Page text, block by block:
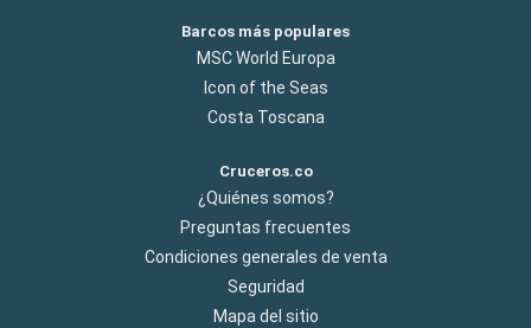
Barcos más populares
MSC World Europa
Icon of the Seas
Costa Toscana
Cruceros.co
¿Quiénes somos?
Preguntas frecuentes
Condiciones generales de venta
Seguridad
Mapa del sitio